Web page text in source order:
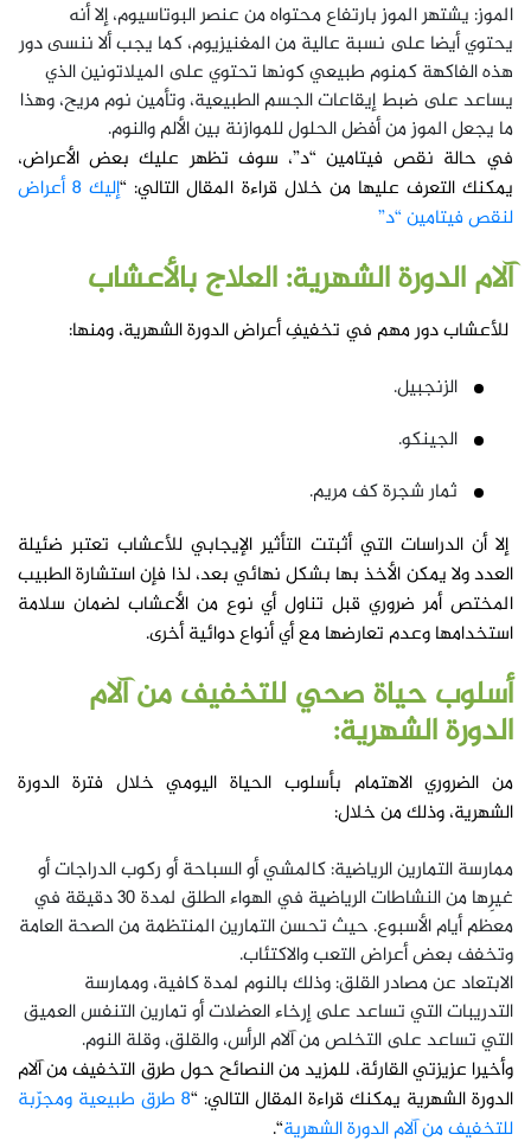
الموز: يشتهر الموز بارتفاع محتواه من عنصر البوتاسيوم، إلا أنه
يحتوي أيضا على نسبة عالية من المغنيزيوم، كما يجب ألا ننسى دور
هذه الفاكهة كمنوم طبيعي كونها تحتوي على الميلاتونين الذي
يساعد على ضبط إيقاعات الجسم الطبيعية، وتأمين نوم مريح، وهذا
ما يجعل الموز من أفضل الحلول للموازنة بين الألم والنوم.
في حالة نقص فيتامين “د”، سوف تظهر عليك بعض الأعراض،
يمكنك التعرف عليها من خلال قراءة المقال التالي: “
إليك 8 أعراض
لنقص فيتامين “د”
آلام الدورة الشهرية: العلاج بالأعشاب
للأعشاب دور مهم في تخفيفِ أعراض الدورة الشهرية، ومنها:
الزنجبيل.
الجينكو.
ثمار شجرة كف مريم.
إلا أن الدراسات التي أثبتت التأثير الإيجابي للأعشاب تعتبر ضئيلة
العدد ولا يمكن الأخذ بها بشكل نهائي بعد، لذا فإن استشارة الطبيب
المختص أمر ضروري قبل تناول أي نوع من الأعشاب لضمان سلامة
استخدامها وعدم تعارضها مع أي أنواع دوائية أخرى.
أسلوب حياة صحي للتخفيف من آلام
الدورة الشهرية:
من الضروري الاهتمام بأسلوب الحياة اليومي خلال فترة الدورة
الشهرية، وذلك من خلال:
ممارسة التمارين الرياضية: كالمشي أو السباحة أو ركوب الدراجات أو
غيرِها من النشاطات الرياضية في الهواء الطلق لمدة 30 دقيقة في
معظم أيام الأسبوع. حيث تحسن التمارين المنتظمة من الصحة العامة
وتخفف بعض أعراض التعب والاكتئاب.
الابتعاد عن مصادر القلق: وذلك بالنوم لمدة كافية، وممارسة
التدريبات التي تساعد على إرخاء العضلات أو تمارين التنفس العميق
التي تساعد على التخلص من آلام الرأس، والقلق، وقلة النوم.
وأخيرا عزيزتي القارئة، للمزيد من النصائح حول طرق التخفيف من آلام
الدورة الشهرية يمكنك قراءة المقال التالي: “ 8 طرق طبيعية ومجرّبة
للتخفيف من آلام الدورة الشهرية“.